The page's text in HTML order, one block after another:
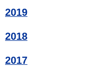
2019
2018
2017